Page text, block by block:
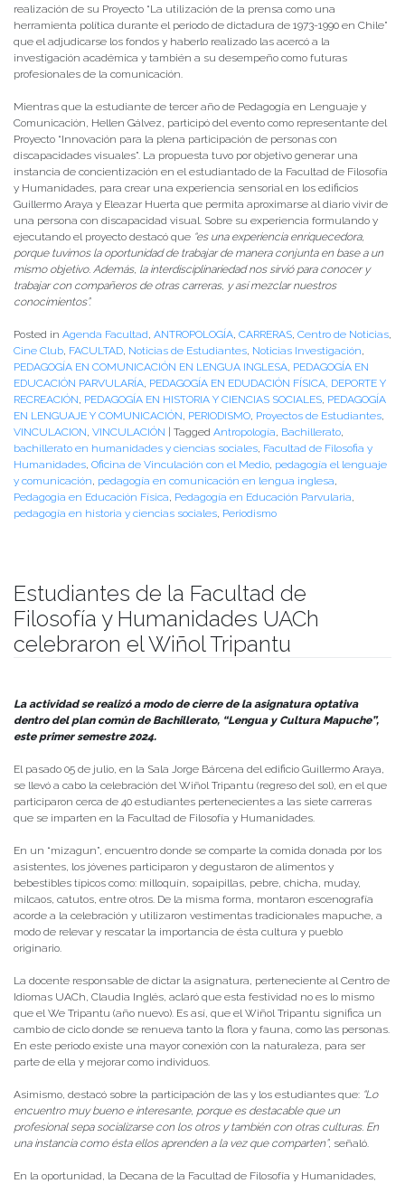
realización de su Proyecto “La utilización de la prensa como una
herramienta política durante el periodo de dictadura de 1973-1990 en Chile”
que el adjudicarse los fondos y haberlo realizado las acercó a la
investigación académica y también a su desempeño como futuras
profesionales de la comunicación.
Mientras que la estudiante de tercer año de Pedagogía en Lenguaje y
Comunicación, Hellen Gálvez, participó del evento como representante del
Proyecto “Innovación para la plena participación de personas con
discapacidades visuales”. La propuesta tuvo por objetivo generar una
instancia de concientización en el estudiantado de la Facultad de Filosofía
y Humanidades, para crear una experiencia sensorial en los edificios
Guillermo Araya y Eleazar Huerta que permita aproximarse al diario vivir de
una persona con discapacidad visual. Sobre su experiencia formulando y
ejecutando el proyecto destacó que “es una experiencia enriquecedora,
porque tuvimos la oportunidad de trabajar de manera conjunta en base a un
mismo objetivo. Además, la interdisciplinariedad nos sirvió para conocer y
trabajar con compañeros de otras carreras, y así mezclar nuestros
conocimientos”.
Posted in Agenda Facultad ANTROPOLOGÍA CARRERAS Centro de Noticias
Cine Club FACULTAD Noticias de Estudiantes Noticias Investigación
PEDAGOGÍA EN COMUNICACIÓN EN LENGUA INGLESA PEDAGOGÍA EN
EDUCACIÓN PARVULARÍA PEDAGOGÍA EN EDUDACIÓN FÍSICA, DEPORTE Y
RECREACIÓN PEDAGOGÍA EN HISTORIA Y CIENCIAS SOCIALES PEDAGOGÍA
EN LENGUAJE Y COMUNICACIÓN PERIODISMO Proyectos de Estudiantes
VINCULACION VINCULACIÓN | Tagged Antropología Bachillerato
bachillerato en humanidades y ciencias sociales Facultad de Filosofia y
Humanidades Oficina de Vinculación con el Medio pedagogía el lenguaje
y comunicación pedagogía en comunicación en lengua inglesa
Pedagogia en Educación Física Pedagogía en Educación Parvularia
pedagogía en historia y ciencias sociales Periodismo
Estudiantes de la Facultad de
Filosofía y Humanidades UACh
celebraron el Wiñol Tripantu
La actividad se realizó a modo de cierre de la asignatura optativa
dentro del plan común de Bachillerato, “Lengua y Cultura Mapuche”,
este primer semestre 2024.
El pasado 05 de julio, en la Sala Jorge Bárcena del edificio Guillermo Araya,
se llevó a cabo la celebración del Wiñol Tripantu (regreso del sol), en el que
participaron cerca de 40 estudiantes pertenecientes a las siete carreras
que se imparten en la Facultad de Filosofía y Humanidades.
En un “mizagun”, encuentro donde se comparte la comida donada por los
asistentes, los jóvenes participaron y degustaron de alimentos y
bebestibles típicos como: milloquín, sopaipillas, pebre, chicha, muday,
milcaos, catutos, entre otros. De la misma forma, montaron escenografía
acorde a la celebración y utilizaron vestimentas tradicionales mapuche, a
modo de relevar y rescatar la importancia de ésta cultura y pueblo
originario.
La docente responsable de dictar la asignatura, perteneciente al Centro de
Idiomas UACh, Claudia Inglés, aclaró que esta festividad no es lo mismo
que el We Tripantu (año nuevo). Es así, que el Wiñol Tripantu significa un
cambio de ciclo donde se renueva tanto la flora y fauna, como las personas.
En este periodo existe una mayor conexión con la naturaleza, para ser
parte de ella y mejorar como individuos.
Asimismo, destacó sobre la participación de las y los estudiantes que: “Lo
encuentro muy bueno e interesante, porque es destacable que un
profesional sepa socializarse con los otros y también con otras culturas. En
una instancia como ésta ellos aprenden a la vez que comparten”, señaló.
En la oportunidad, la Decana de la Facultad de Filosofía y Humanidades,